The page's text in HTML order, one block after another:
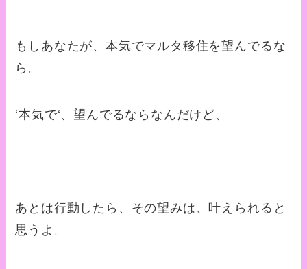
もしあなたが、本気でマルタ移住を望んでるな
ら。
‘本気で‘、望んでるならなんだけど、
あとは行動したら、その望みは、叶えられると
思うよ。